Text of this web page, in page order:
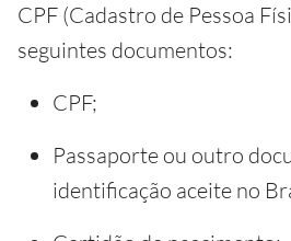
CPF (Cadastro de Pessoa
seguintes documentos:
CPF;
Passaporte ou outro
identificação aceite no